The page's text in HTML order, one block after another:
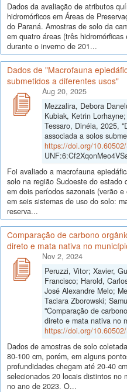
Dados da avaliação de atributos
hidromórficos em Áreas de
do Paraná. Amostras de solo da
em quatro áreas (três
durante o inverno de 201...
Dados de "Macrofauna
submetidos a diferentes usos"
Aug 20, 2025
Mezzalira, Debora
Kubiak, Ketrin
Tessaro, Dinéia, 2025,
associada a solos
https://doi.org/
Foi avaliado a macrofauna
solo na região Sudoeste do
em dois períodos sazonais (verão
em seis sistemas de uso do solo:
reserva...
Comparação de carbono
direto e mata nativa no
Nov 2, 2024
Peruzzi, Vitor; Xavier,
Francisco; Harold,
José Alexandre Melo;
Taciara Zborowski;
"Comparação de
direto e mata nativa no
https://doi.org/
Dados de amostras de solo
80-100 cm, porém, em alguns
profundidades chegam até 20-40
selecionados 20 locais distintos no
no ano de 2023. O...